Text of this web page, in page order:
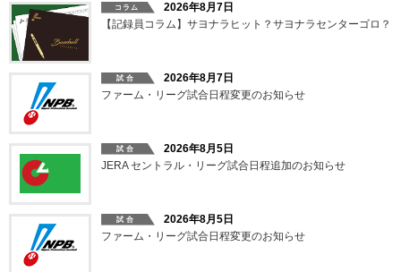
2026年8月7日
【記録員コラム】サヨナラヒット？サヨナラセンターゴロ？
2026年8月7日
ファーム・リーグ試合日程変更のお知らせ
2026年8月5日
JERA セントラル・リーグ試合日程追加のお知らせ
2026年8月5日
ファーム・リーグ試合日程変更のお知らせ